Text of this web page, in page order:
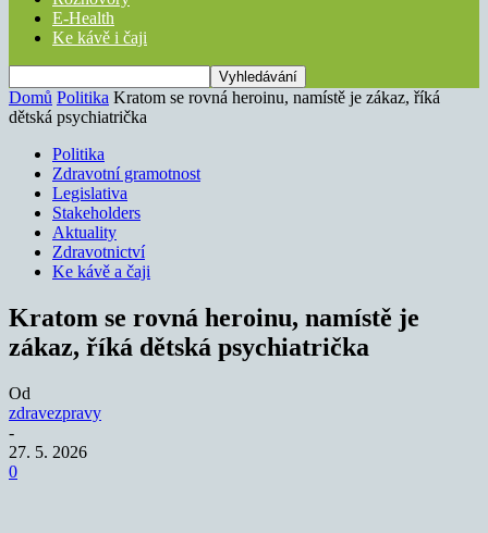
E-Health
Ke kávě i čaji
Domů Politika Kratom se rovná heroinu, namístě je zákaz, říká
dětská psychiatrička
Politika
Zdravotní gramotnost
Legislativa
Stakeholders
Aktuality
Zdravotnictví
Ke kávě a čaji
Kratom se rovná heroinu, namístě je
zákaz, říká dětská psychiatrička
Od
zdravezpravy
-
27. 5. 2026
0